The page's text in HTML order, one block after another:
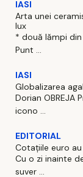
IASI
Arta unei
lux
* două lămpi
Punt ...
IASI
Globalizarea
Dorian OBREJA
icono ...
EDITORIAL
Cotațiile euro
Cu o zi inainte
suver ...